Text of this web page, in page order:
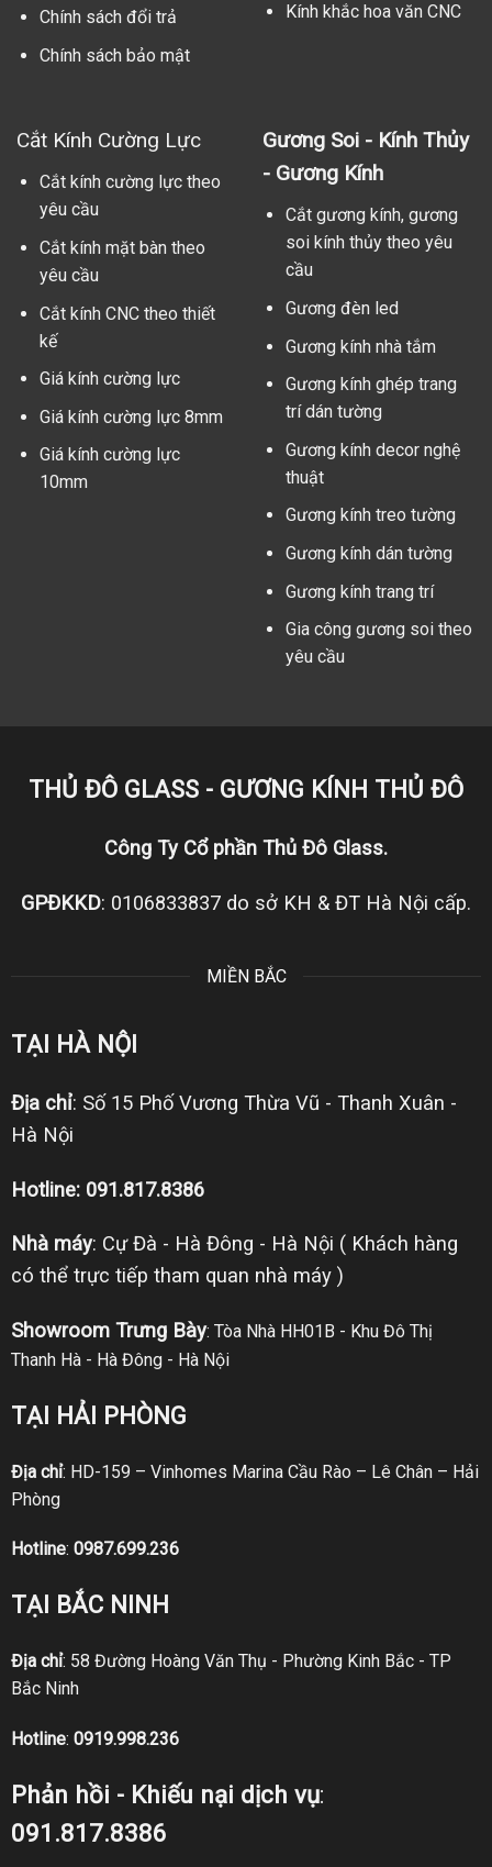
Chính sách đổi trả
Chính sách bảo mật
Kính khắc hoa văn CNC
Cắt Kính Cường Lực
Cắt kính cường lực theo
yêu cầu
Cắt kính mặt bàn theo
yêu cầu
Cắt kính CNC theo thiết
kế
Giá kính cường lực
Giá kính cường lực 8mm
Giá kính cường lực
10mm
Gương Soi - Kính Thủy
- Gương Kính
Cắt gương kính, gương
soi kính thủy theo yêu
cầu
Gương đèn led
Gương kính nhà tắm
Gương kính ghép trang
trí dán tường
Gương kính decor nghệ
thuật
Gương kính treo tường
Gương kính dán tường
Gương kính trang trí
Gia công gương soi theo
yêu cầu
THỦ ĐÔ GLASS - GƯƠNG KÍNH THỦ ĐÔ
Công Ty Cổ phần Thủ Đô Glass.
GPĐKKD: 0106833837 do sở KH & ĐT Hà Nội cấp.
MIỀN BẮC
TẠI HÀ NỘI
Địa chỉ: Số 15 Phố Vương Thừa Vũ - Thanh Xuân -
Hà Nội
Hotline: 091.817.8386
Nhà máy: Cự Đà - Hà Đông - Hà Nội ( Khách hàng
có thể trực tiếp tham quan nhà máy )
Showroom Trưng Bày: Tòa Nhà HH01B - Khu Đô Thị
Thanh Hà - Hà Đông - Hà Nội
TẠI HẢI PHÒNG
Địa chỉ: HD-159 – Vinhomes Marina Cầu Rào – Lê Chân – Hải
Phòng
Hotline: 0987.699.236
TẠI BẮC NINH
Địa chỉ: 58 Đường Hoàng Văn Thụ - Phường Kinh Bắc - TP
Bắc Ninh
Hotline: 0919.998.236
Phản hồi - Khiếu nại dịch vụ:
091.817.8386